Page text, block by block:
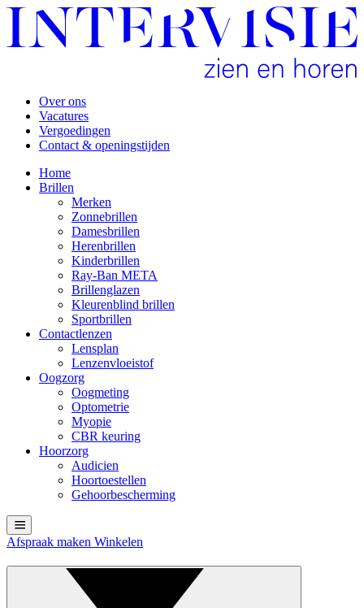
Over ons
Vacatures
Vergoedingen
Contact & openingstijden
Home
Brillen
Merken
Zonnebrillen
Damesbrillen
Herenbrillen
Kinderbrillen
Ray-Ban META
Brillenglazen
Kleurenblind brillen
Sportbrillen
Contactlenzen
Lensplan
Lenzenvloeistof
Oogzorg
Oogmeting
Optometrie
Myopie
CBR keuring
Hoorzorg
Audicien
Hoortoestellen
Gehoorbescherming
Afspraak maken Winkelen